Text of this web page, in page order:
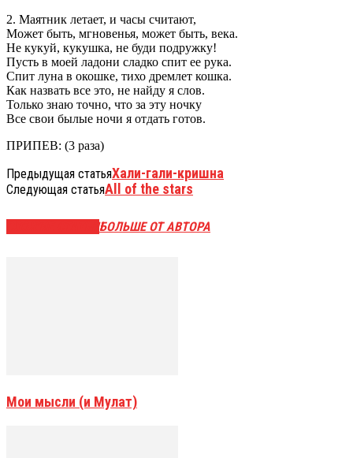
2. Маятник летает, и часы считают,
Может быть, мгновенья, может быть, века.
Не кукуй, кукушка, не буди подружку!
Пусть в моей ладони сладко спит ее рука.
Спит луна в окошке, тихо дремлет кошка.
Как назвать все это, не найду я слов.
Только знаю точно, что за эту ночку
Все свои былые ночи я отдать готов.
ПРИПЕВ: (3 раза)
Предыдущая статьяХали-гали-кришна
Следующая статьяAll of the stars
БОЛЬШЕ ОТ АВТОРА
Мои мысли (и Мулат)